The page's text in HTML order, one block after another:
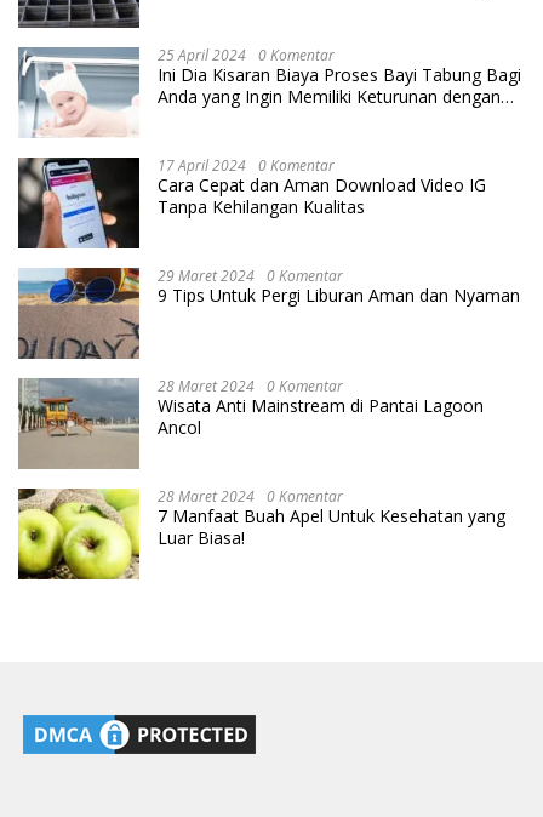
25 April 2024 0 Komentar
Ini Dia Kisaran Biaya Proses Bayi Tabung Bagi
Anda yang Ingin Memiliki Keturunan dengan
17 April 2024 0 Komentar
Cara Cepat dan Aman Download Video IG
Tanpa Kehilangan Kualitas
29 Maret 2024 0 Komentar
9 Tips Untuk Pergi Liburan Aman dan Nyaman
28 Maret 2024 0 Komentar
Wisata Anti Mainstream di Pantai Lagoon
Ancol
28 Maret 2024 0 Komentar
7 Manfaat Buah Apel Untuk Kesehatan yang
Luar Biasa!